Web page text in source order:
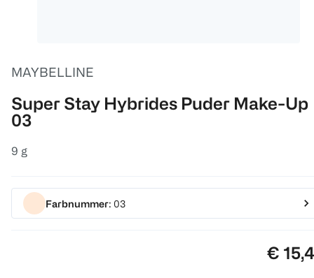
MAYBELLINE
Super Stay Hybrides Puder Make-Up
03
9 g
Farbnummer: 03
Preis:
€